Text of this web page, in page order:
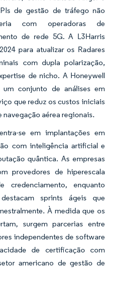
de gestão de tráfego não
com operadoras de
de rede 5G. A L3Harris
para atualizar os Radares
com dupla polarização,
de nicho. A Honeywell
conjunto de análises em
que reduz os custos iniciais
aérea regionais.
se em implantações em
com inteligência artificial e
quântica. As empresas
provedores de hiperescala
enquanto
sprints ágeis que
À medida que os
surgem parcerias entre
independentes de software
de certificação com
americano de gestão de